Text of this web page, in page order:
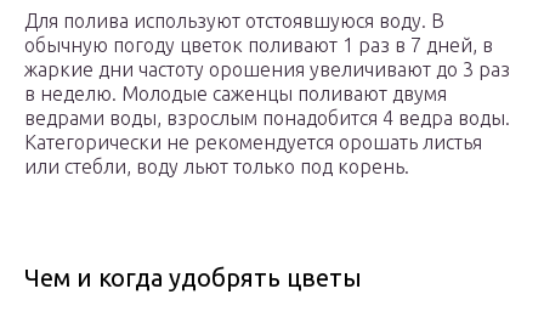
Для полива используют отстоявшуюся воду. В
обычную погоду цветок поливают 1 раз в 7 дней, в
жаркие дни частоту орошения увеличивают до 3 раз
в неделю. Молодые саженцы поливают двумя
ведрами воды, взрослым понадобится 4 ведра воды.
Категорически не рекомендуется орошать листья
или стебли, воду льют только под корень.
Чем и когда удобрять цветы